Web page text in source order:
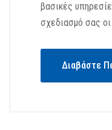
βασικές
σχεδιασμό σας
Διαβάστε